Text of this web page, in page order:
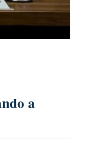
a